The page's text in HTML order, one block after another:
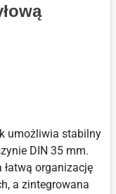
umożliwia stabilny
DIN 35 mm.
organizację
a zintegrowana